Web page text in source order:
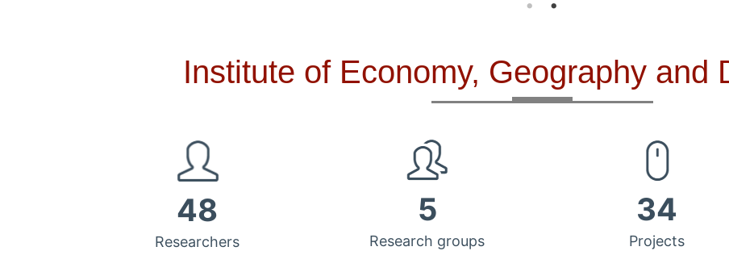
Institute of Economy, Geography and
48
Researchers
5
Research groups
34
Projects